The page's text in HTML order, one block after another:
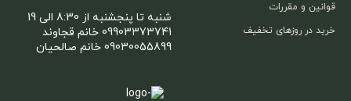
قوانین و مقررات
خرید در روزهای تخفیف
شنبه تا پنجشنبه از 8:30 الی 19
09903373741 خانم قجاوند
09030055899 خانم صالحیان